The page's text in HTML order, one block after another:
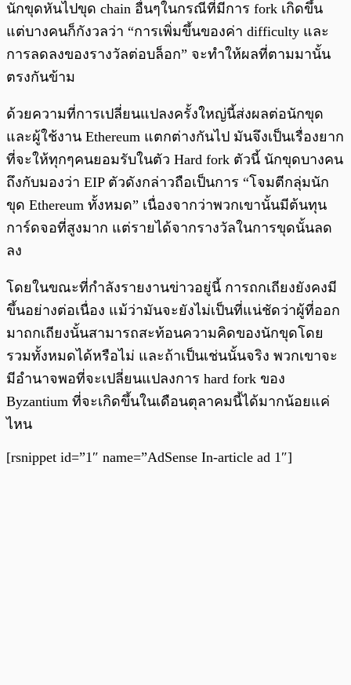
นักขุดหันไปขุด chain อื่นๆในกรณีที่มีการ fork เกิดขึ้น
แต่บางคนก็กังวลว่า “การเพิ่มขึ้นของค่า difficulty และ
การลดลงของรางวัลต่อบล็อก” จะทำให้ผลที่ตามมานั้น
ตรงกันข้าม
ด้วยความที่การเปลี่ยนแปลงครั้งใหญ่นี้ส่งผลต่อนักขุด
และผู้ใช้งาน Ethereum แตกต่างกันไป มันจึงเป็นเรื่องยาก
ที่จะให้ทุกๆคนยอมรับในตัว Hard fork ตัวนี้ นักขุดบางคน
ถึงกับมองว่า EIP ตัวดังกล่าวถือเป็นการ “โจมตีกลุ่มนัก
ขุด Ethereum ทั้งหมด” เนื่องจากว่าพวกเขานั้นมีต้นทุน
การ์ดจอที่สูงมาก แต่รายได้จากรางวัลในการขุดนั้นลด
ลง
โดยในขณะที่กำลังรายงานข่าวอยู่นี้ การถกเถียงยังคงมี
ขึ้นอย่างต่อเนื่อง แม้ว่ามันจะยังไม่เป็นที่แน่ชัดว่าผู้ที่ออก
มาถกเถียงนั้นสามารถสะท้อนความคิดของนักขุดโดย
รวมทั้งหมดได้หรือไม่ และถ้าเป็นเช่นนั้นจริง พวกเขาจะ
มีอำนาจพอที่จะเปลี่ยนแปลงการ hard fork ของ
Byzantium ที่จะเกิดขึ้นในเดือนตุลาคมนี้ได้มากน้อยแค่
ไหน
[rsnippet id=”1″ name=”AdSense In-article ad 1″]